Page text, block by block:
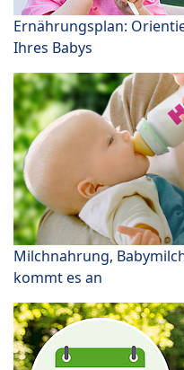
Ernährungsplan:
Ihres Babys
Milchnahrung,
kommt es an